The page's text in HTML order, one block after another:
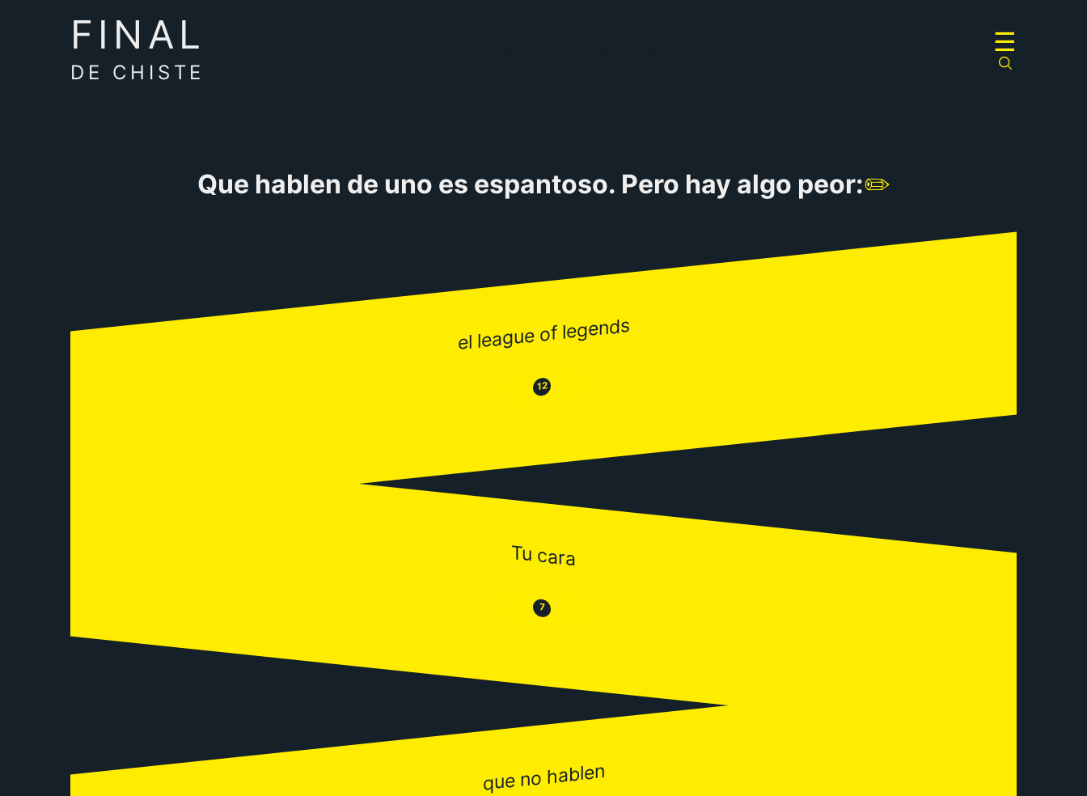
FINAL
DE CHISTE
☰
Que hablen de uno es espantoso. Pero hay algo peor:✏️
el league of legends
😒 12 😂
Tu cara
😒 7 😂
que no hablen